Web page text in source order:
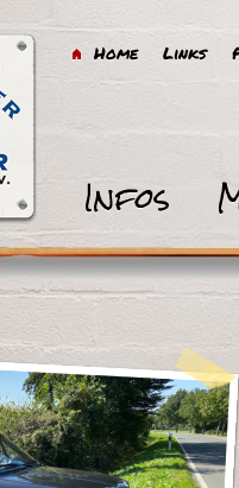
Home Links
Infos